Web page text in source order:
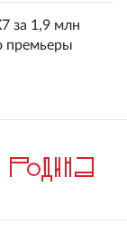
за 1,9 млн
премьеры